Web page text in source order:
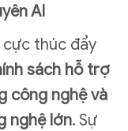
AI
cực thúc đẩy
sách hỗ trợ
công nghệ và
nghệ lớn. Sự